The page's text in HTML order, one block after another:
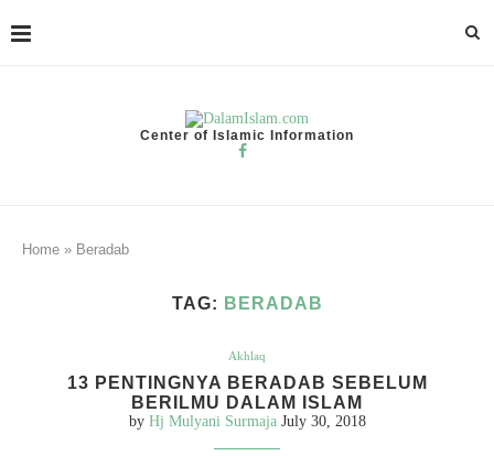
Center of Islamic Information
Home » Beradab
TAG: BERADAB
Akhlaq
13 PENTINGNYA BERADAB SEBELUM
BERILMU DALAM ISLAM
by Hj Mulyani Surmaja July 30, 2018